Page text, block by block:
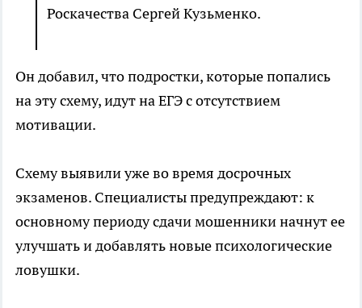
Роскачества Сергей Кузьменко.
Он добавил, что подростки, которые попались
на эту схему, идут на ЕГЭ с отсутствием
мотивации.
Схему выявили уже во время досрочных
экзаменов. Специалисты предупреждают: к
основному периоду сдачи мошенники начнут ее
улучшать и добавлять новые психологические
ловушки.